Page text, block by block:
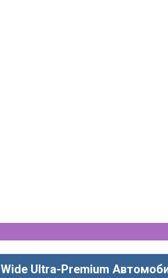
Wide Ultra-Premium